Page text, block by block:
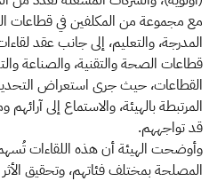
مع مجموعة من المكلفين في قطاعات
المدرجة، والتعليم، إلى جانب عقد
قطاعات الصحة والتقنية، والصناعة
القطاعات، حيث جرى استعراض
المرتبطة بالهيئة، والاستماع إلى
قد تواجههم.
وأوضحت الهيئة أن هذه اللقاءات
المصلحة بمختلف فئاتهم، وتحقيق